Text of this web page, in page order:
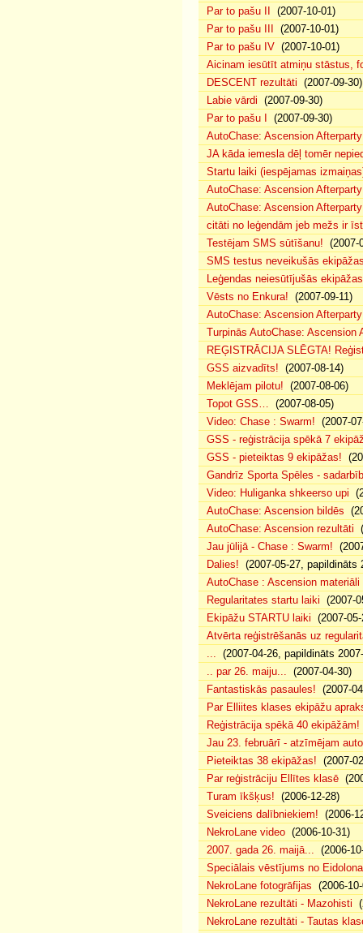
Par to pašu II
(2007-10-01)
Par to pašu III
(2007-10-01)
Par to pašu IV (2007-10-01)
Aicinam iesūtīt atmiņu stāstus,
DESCENT rezultāti (2007-09-30)
Labie vārdi (2007-09-30)
Par to pašu I
(2007-09-30)
AutoChase: Ascension
JA kāda iemesla dēļ tomēr
Startu laiki (iespējamas
AutoChase: Ascension
AutoChase: Ascension
citāti no leģendām jeb mežs ir
Testējam SMS sūtīšanu! (2007-
SMS testus neveikušās
Leģendas neiesūtījušās ekipāžas
Vēsts no Enkura! (2007-09-11)
AutoChase: Ascension
Turpinās AutoChase: Ascension
REĢISTRĀCIJA SLĒGTA!
GSS aizvadīts! (2007-08-14)
Meklējam pilotu! (2007-08-06)
Topot GSS… (2007-08-05)
Video: Chase : Swarm! (2007-
GSS - reģistrācija spēkā 7
GSS - pieteiktas 9 ekipāžas!
Gandrīz Sporta Spēles -
Video: Huliganka shkeerso upi
AutoChase: Ascension bildēs
AutoChase: Ascension rezultāti
Jau jūlijā - Chase : Swarm!
Dalies! (2007-05-27, papildināts
AutoChase : Ascension materiāli
Regularitates startu laiki (2007-
Ekipāžu STARTU laiki (2007-
Atvērta reģistrēšanās uz
... (2007-04-26, papildināts
.. par 26. maiju... (2007-04-30)
Fantastiskās pasaules! (2007-
Par Elliites klases ekipāžu
Reģistrācija spēkā 40 ekipāžām!
Jau 23. februārī - atzīmējam
Pieteiktas 38 ekipāžas! (2007-
Par reģistrāciju Ellītes klasē
Turam īkšķus! (2006-12-28)
Sveiciens dalībniekiem! (2006-
NekroLane video (2006-10-31)
2007. gada 26. maijā... (2006-
Speciālais vēstījums no Eidolona
NekroLane fotogrāfijas (2006-
NekroLane rezultāti - Mazohisti
NekroLane rezultāti - Tautas